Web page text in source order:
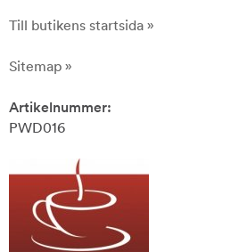
Till butikens startsida »
Sitemap »
Artikelnummer:
PWD016